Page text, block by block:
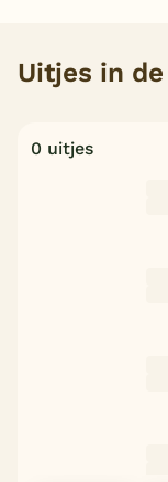
Uitjes in
0 uitjes